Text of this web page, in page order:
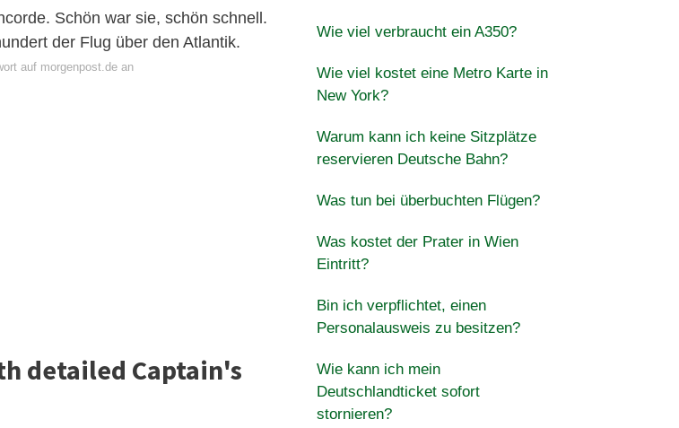
Schön war sie, schön schnell.
der Flug über den Atlantik.
auf morgenpost.de an
detailed Captain's
Wie viel verbraucht ein A350?
Wie viel kostet eine Metro Karte in
New York?
Warum kann ich keine Sitzplätze
reservieren Deutsche Bahn?
Was tun bei überbuchten Flügen?
Was kostet der Prater in Wien
Eintritt?
Bin ich verpflichtet, einen
Personalausweis zu besitzen?
Wie kann ich mein
Deutschlandticket sofort
stornieren?